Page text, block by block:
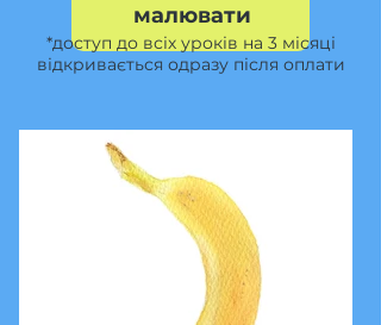
малювати
*доступ до всіх уроків на 3 місяці
відкривається одразу після оплати